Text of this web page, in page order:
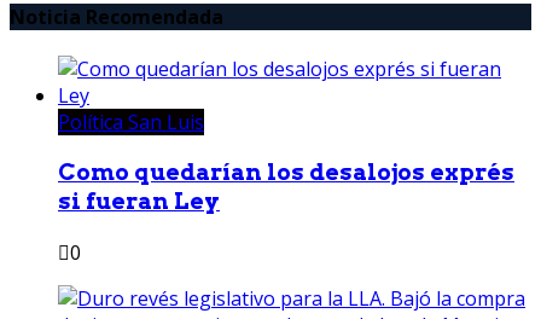
Noticia Recomendada
Política San Luis
Como quedarían los desalojos exprés
si fueran Ley
0